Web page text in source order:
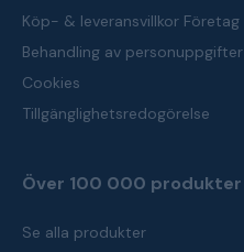
Köp- & leveransvillkor Företag
Behandling av personuppgifter
Cookies
Tillgänglighetsredogörelse
Över 100 000 produkter
Se alla produkter